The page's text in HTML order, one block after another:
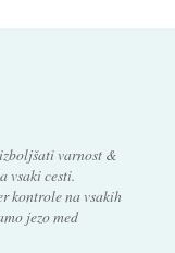
varnost &
vsaki cesti.
kontrole na vsakih
jezo med